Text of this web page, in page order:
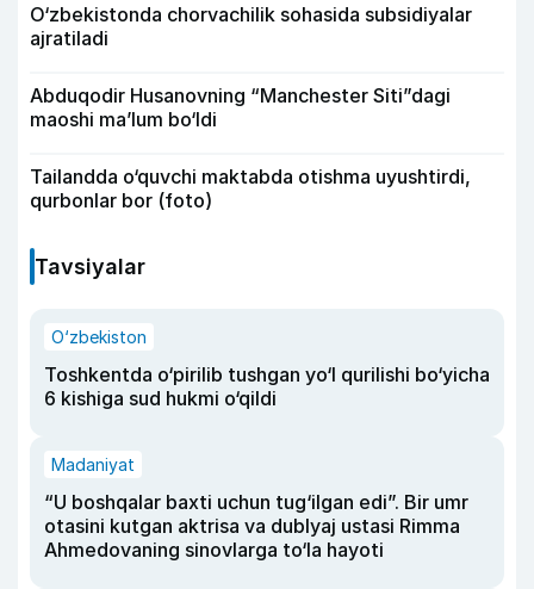
O‘zbekistonda chorvachilik sohasida subsidiyalar
ajratiladi
Abduqodir Husanovning “Manchester Siti”dagi
maoshi ma’lum bo‘ldi
Tailandda o‘quvchi maktabda otishma uyushtirdi,
qurbonlar bor (foto)
Tavsiyalar
O‘zbekiston
Toshkentda o‘pirilib tushgan yo‘l qurilishi bo‘yicha
6 kishiga sud hukmi o‘qildi
Madaniyat
“U boshqalar baxti uchun tug‘ilgan edi”. Bir umr
otasini kutgan aktrisa va dublyaj ustasi Rimma
Ahmedovaning sinovlarga to‘la hayoti